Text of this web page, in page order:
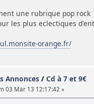
une rubrique pop rock
les plus eclectiques
orange.fr/
Annonces /Cd à 7 et 9€
03 Mar 13 12:17:42 »